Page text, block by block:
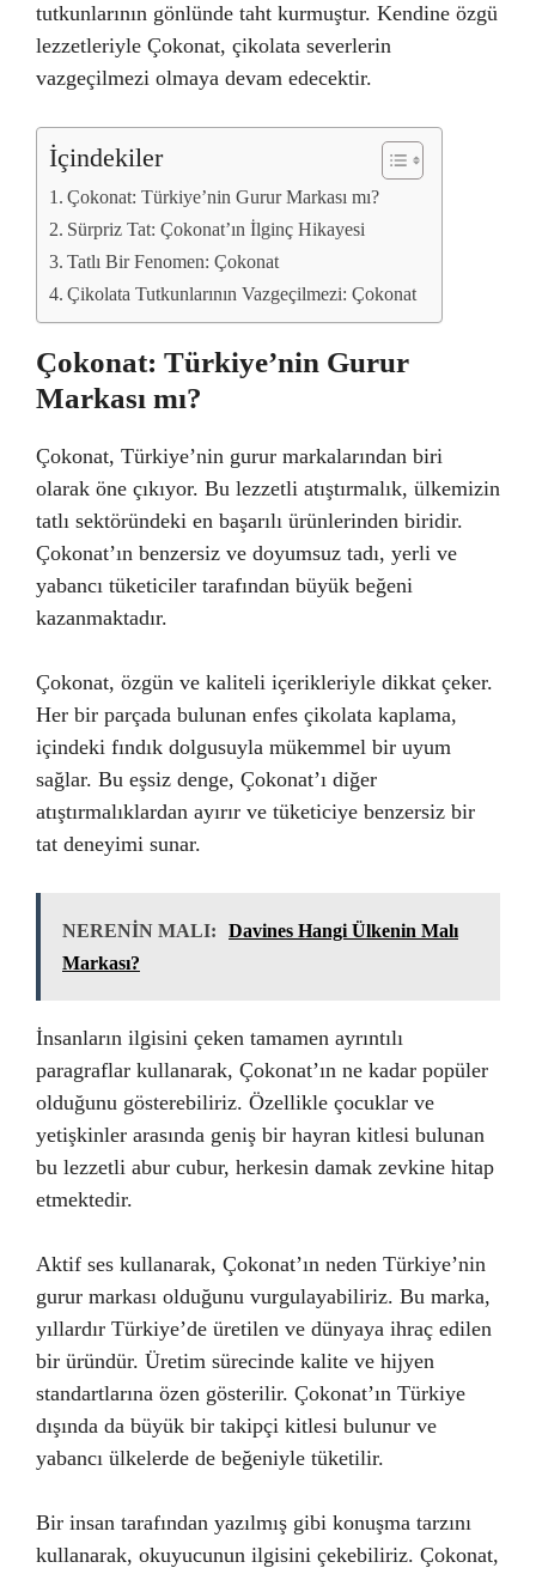
tutkunlarının gönlünde taht kurmuştur. Kendine özgü
lezzetleriyle Çokonat, çikolata severlerin
vazgeçilmezi olmaya devam edecektir.
İçindekiler
Çokonat: Türkiye’nin Gurur Markası mı?
Sürpriz Tat: Çokonat’ın İlginç Hikayesi
Tatlı Bir Fenomen: Çokonat
Çikolata Tutkunlarının Vazgeçilmezi: Çokonat
Çokonat: Türkiye’nin Gurur
Markası mı?
Çokonat, Türkiye’nin gurur markalarından biri
olarak öne çıkıyor. Bu lezzetli atıştırmalık, ülkemizin
tatlı sektöründeki en başarılı ürünlerinden biridir.
Çokonat’ın benzersiz ve doyumsuz tadı, yerli ve
yabancı tüketiciler tarafından büyük beğeni
kazanmaktadır.
Çokonat, özgün ve kaliteli içerikleriyle dikkat çeker.
Her bir parçada bulunan enfes çikolata kaplama,
içindeki fındık dolgusuyla mükemmel bir uyum
sağlar. Bu eşsiz denge, Çokonat’ı diğer
atıştırmalıklardan ayırır ve tüketiciye benzersiz bir
tat deneyimi sunar.
NERENİN MALI:
Davines Hangi Ülkenin Malı
Markası?
İnsanların ilgisini çeken tamamen ayrıntılı
paragraflar kullanarak, Çokonat’ın ne kadar popüler
olduğunu gösterebiliriz. Özellikle çocuklar ve
yetişkinler arasında geniş bir hayran kitlesi bulunan
bu lezzetli abur cubur, herkesin damak zevkine hitap
etmektedir.
Aktif ses kullanarak, Çokonat’ın neden Türkiye’nin
gurur markası olduğunu vurgulayabiliriz. Bu marka,
yıllardır Türkiye’de üretilen ve dünyaya ihraç edilen
bir üründür. Üretim sürecinde kalite ve hijyen
standartlarına özen gösterilir. Çokonat’ın Türkiye
dışında da büyük bir takipçi kitlesi bulunur ve
yabancı ülkelerde de beğeniyle tüketilir.
Bir insan tarafından yazılmış gibi konuşma tarzını
kullanarak, okuyucunun ilgisini çekebiliriz. Çokonat,